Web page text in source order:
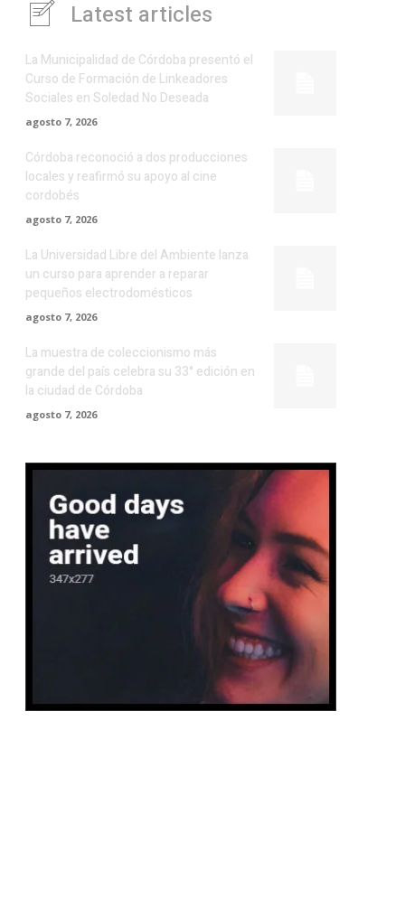
Latest articles
La Municipalidad de Córdoba presentó el
Curso de Formación de Linkeadores
Sociales en Soledad No Deseada
agosto 7, 2026
Córdoba reconoció a dos producciones
locales y reafirmó su apoyo al cine
cordobés
agosto 7, 2026
La Universidad Libre del Ambiente lanza
un curso para aprender a reparar
pequeños electrodomésticos
agosto 7, 2026
La muestra de coleccionismo más
grande del país celebra su 33° edición en
la ciudad de Córdoba
agosto 7, 2026